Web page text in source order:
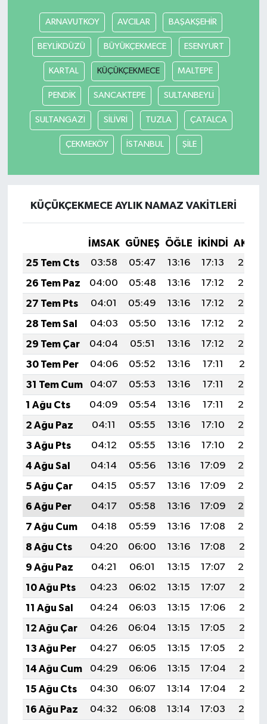
ARNAVUTKOY AVCILAR BAŞAKŞEHİR
BEYLİKDÜZÜ BÜYÜKÇEKMECE ESENYURT
KARTAL KÜÇÜKÇEKMECE MALTEPE
PENDİK SANCAKTEPE SULTANBEYLİ
SULTANGAZİ SİLİVRİ TUZLA ÇATALCA
ÇEKMEKÖY İSTANBUL ŞİLE
KÜÇÜKÇEKMECE AYLIK NAMAZ VAKITLERI
İMSAK GÜNEŞ ÖĞLE İKINDI
25 Tem Cts
03:58 05:47 13:16 17:13
20:36
26 Tem Paz
04:00 05:48 13:16 17:12
20:35
27 Tem Pts
04:01 05:49 13:16 17:12
20:34
28 Tem Sal
04:03 05:50 13:16 17:12
20:33
29 Tem Çar
04:04 05:51 13:16 17:12
20:32
30 Tem Per
04:06 05:52 13:16 17:11
20:31
31 Tem Cum
04:07 05:53 13:16 17:11
20:30
1 Ağu Cts
04:09 05:54 13:16 17:11
20:29
2 Ağu Paz
04:11 05:55 13:16 17:10
20:28
3 Ağu Pts
04:12 05:55 13:16 17:10
20:27
4 Ağu Sal
04:14 05:56 13:16 17:09
20:26
5 Ağu Çar
04:15 05:57 13:16 17:09
20:24
6 Ağu Per
04:17 05:58 13:16 17:09
20:23
7 Ağu Cum
04:18 05:59 13:16 17:08
20:22
8 Ağu Cts
04:20 06:00 13:16 17:08
20:21
9 Ağu Paz
04:21 06:01 13:15 17:07
20:20
10 Ağu Pts
04:23 06:02 13:15 17:07
20:18
11 Ağu Sal
04:24 06:03 13:15 17:06
20:17
12 Ağu Çar
04:26 06:04 13:15 17:05
20:16
13 Ağu Per
04:27 06:05 13:15 17:05
20:14
14 Ağu Cum
04:29 06:06 13:15 17:04
20:13
15 Ağu Cts
04:30 06:07 13:14 17:04
20:12
16 Ağu Paz
04:32 06:08 13:14 17:03
20:10